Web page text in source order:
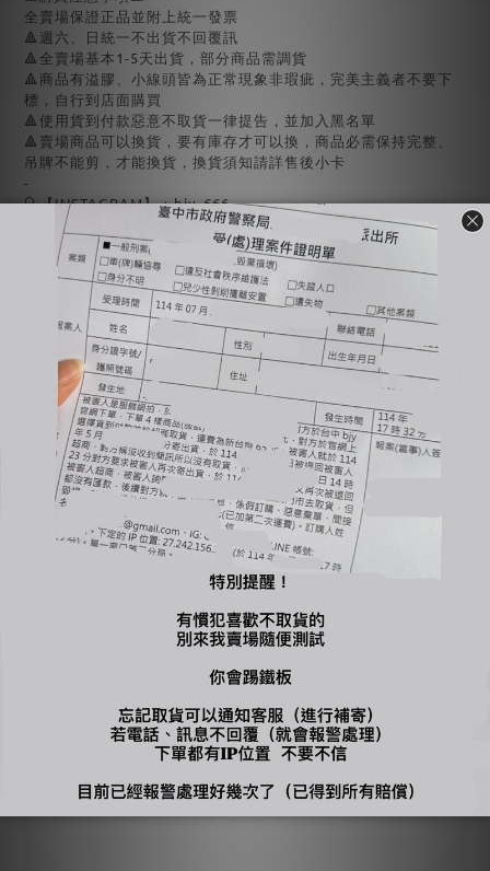
全賣場保證正品並附上統一發票
🔺週六、日統一不出貨不回覆訊
🔺全賣場基本1-5天出貨，部分商品需調貨
🔺商品有溢膠、小線頭皆為正常現象非瑕疵，完美主義者不要下
標，自行到店面購買
🔺使用貨到付款惡意不取貨一律提告，並加入黑名單
🔺賣場商品可以換貨，要有庫存才可以換，商品必需保持完整、
吊牌不能剪，才能換貨，換貨須知請詳售後小卡
-
🔍【INSTAGRAM】：bjy_666
您可能喜歡...